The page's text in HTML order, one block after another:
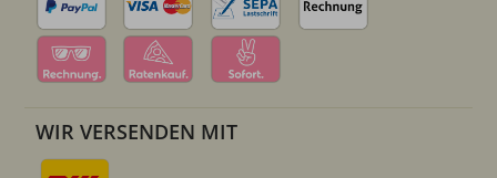
WIR VERSENDEN MIT